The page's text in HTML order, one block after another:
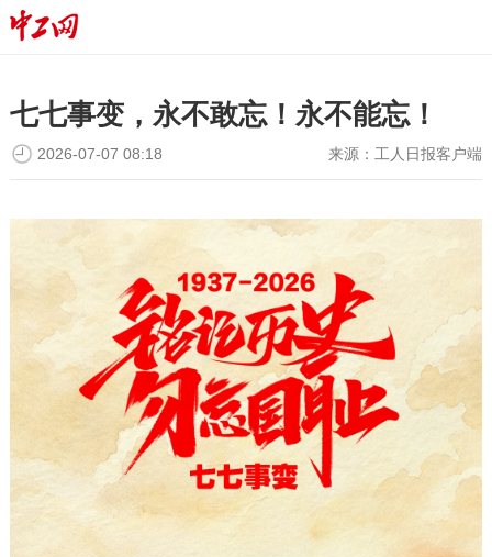
七七事变，永不敢忘！永不能忘！
来源： 工人日报客户端
2026-07-07 08:18